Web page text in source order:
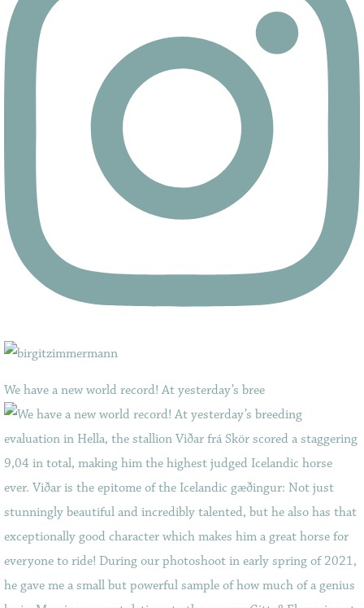
We have a new world record! At yesterday’s bree